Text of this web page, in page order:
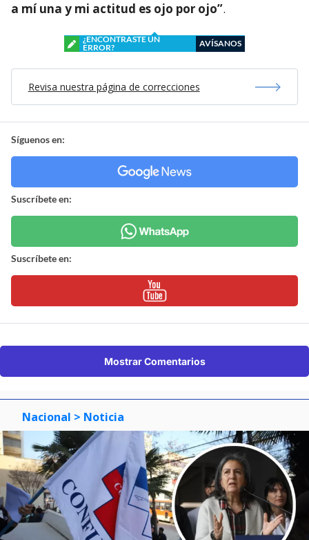
a mí una y mi actitud es ojo por ojo”.
¿ENCONTRASTE UN
ERROR?
AVÍSANOS
Revisa nuestra página de correcciones
Síguenos en:
Suscríbete en:
Suscríbete en:
Mostrar Comentarios
Nacional > Noticia